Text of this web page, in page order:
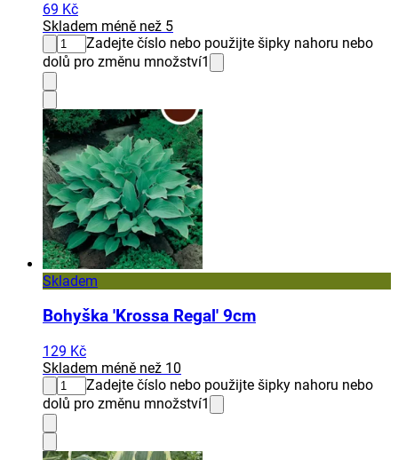
69 Kč
Skladem méně než 5
Zadejte číslo nebo použijte šipky nahoru nebo
dolů pro změnu množství1
Skladem
Bohyška 'Krossa Regal' 9cm
129 Kč
Skladem méně než 10
Zadejte číslo nebo použijte šipky nahoru nebo
dolů pro změnu množství1